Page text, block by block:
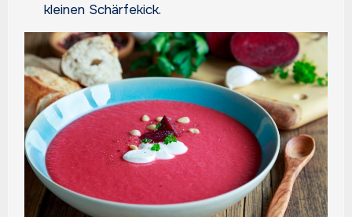
kleinen Schärfekick.